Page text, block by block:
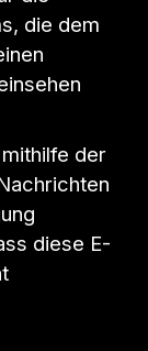
die dem
der
diese E-